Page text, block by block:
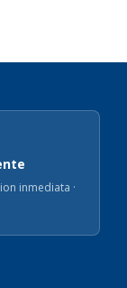
inmediata ·